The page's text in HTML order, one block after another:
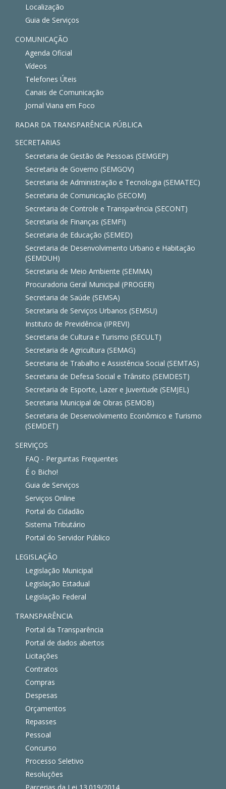
Localização
Guia de Serviços
COMUNICAÇÃO
Agenda Oficial
Vídeos
Telefones Úteis
Canais de Comunicação
Jornal Viana em Foco
RADAR DA TRANSPARÊNCIA PÚBLICA
SECRETARIAS
Secretaria de Gestão de Pessoas (SEMGEP)
Secretaria de Governo (SEMGOV)
Secretaria de Administração e Tecnologia (SEMATEC)
Secretaria de Comunicação (SECOM)
Secretaria de Controle e Transparência (SECONT)
Secretaria de Finanças (SEMFI)
Secretaria de Educação (SEMED)
Secretaria de Desenvolvimento Urbano e Habitação
(SEMDUH)
Secretaria de Meio Ambiente (SEMMA)
Procuradoria Geral Municipal (PROGER)
Secretaria de Saúde (SEMSA)
Secretaria de Serviços Urbanos (SEMSU)
Instituto de Previdência (IPREVI)
Secretaria de Cultura e Turismo (SECULT)
Secretaria de Agricultura (SEMAG)
Secretaria de Trabalho e Assistência Social (SEMTAS)
Secretaria de Defesa Social e Trânsito (SEMDEST)
Secretaria de Esporte, Lazer e Juventude (SEMJEL)
Secretaria Municipal de Obras (SEMOB)
Secretaria de Desenvolvimento Econômico e Turismo
(SEMDET)
SERVIÇOS
FAQ - Perguntas Frequentes
É o Bicho!
Guia de Serviços
Serviços Online
Portal do Cidadão
Sistema Tributário
Portal do Servidor Público
LEGISLAÇÃO
Legislação Municipal
Legislação Estadual
Legislação Federal
TRANSPARÊNCIA
Portal da Transparência
Portal de dados abertos
Licitações
Contratos
Compras
Despesas
Orçamentos
Repasses
Pessoal
Concurso
Processo Seletivo
Resoluções